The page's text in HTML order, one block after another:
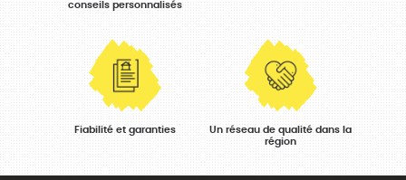
conseils personnalisés
Fiabilité et garanties
Un réseau de qualité dans la
région